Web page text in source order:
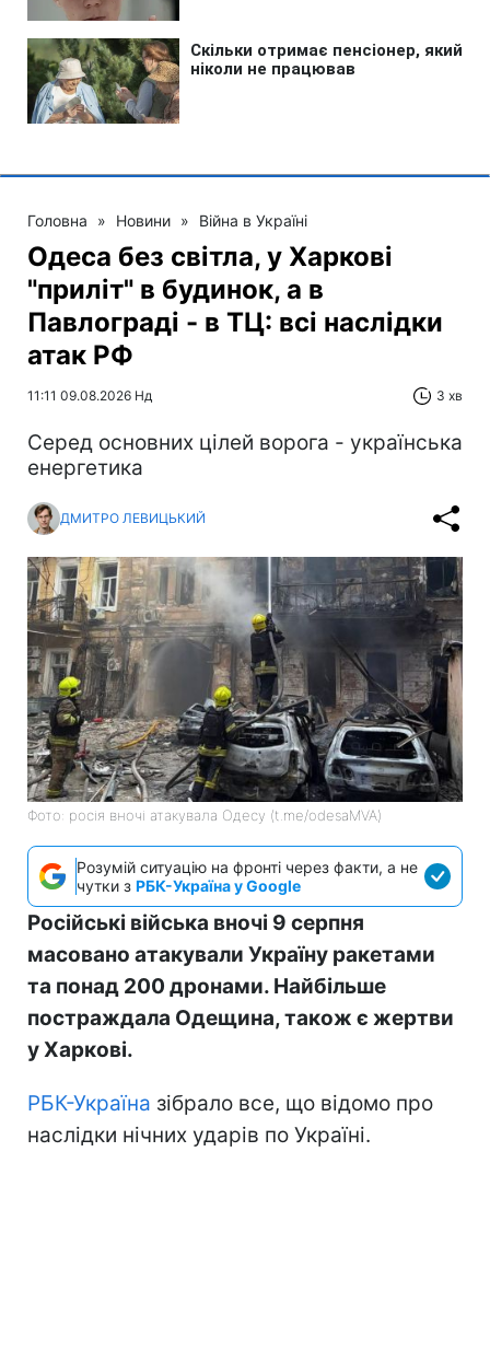
Головна » Новини » Війна в Україні
Одеса без світла, у Харкові
"приліт" в будинок, а в
Павлограді - в ТЦ: всі наслідки
атак РФ
11:11 09.08.2026 Нд 3 хв
Серед основних цілей ворога - українська
енергетика
ДМИТРО ЛЕВИЦЬКИЙ
Фото: росія вночі атакувала Одесу (t.me/odesaMVA)
Розумій ситуацію на фронті через факти, а не
чутки з РБК-Україна у Google
Російські війська вночі 9 серпня
масовано атакували Україну ракетами
та понад 200 дронами. Найбільше
постраждала Одещина, також є жертви
у Харкові.
РБК-Україна зібрало все, що відомо про
наслідки нічних ударів по Україні.